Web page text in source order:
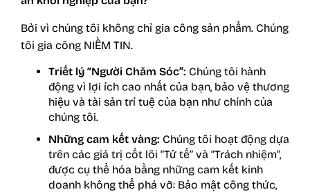
Bởi vì chúng tôi không chỉ gia công sản phẩm. Chúng
tôi gia công NIỀM TIN.
Triết lý “Người Chăm Sóc”: Chúng tôi hành
động vì lợi ích cao nhất của bạn, bảo vệ thương
hiệu và tài sản trí tuệ của bạn như chính của
chúng tôi.
Những cam kết vàng: Chúng tôi hoạt động dựa
trên các giá trị cốt lõi “Tử tế” và “Trách nhiệm”,
được cụ thể hóa bằng những cam kết kinh
doanh không thể phá vỡ: Bảo mật công thức,